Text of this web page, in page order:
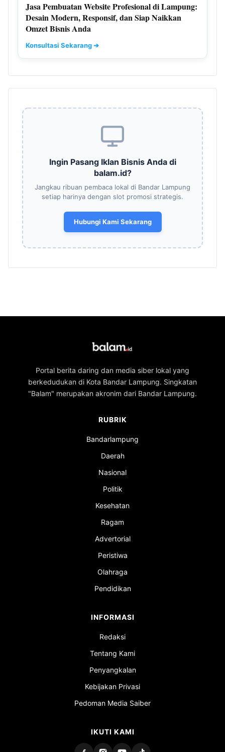
Jasa Pembuatan Website Profesional di Lampung:
Desain Modern, Responsif, dan Siap Naikkan
Omzet Bisnis Anda
Konsultasi Sekarang ➔
Ingin Pasang Iklan Bisnis Anda di
balam.id?
Jangkau ribuan pembaca lokal di Bandar Lampung
setiap harinya dengan slot promosi strategis.
Hubungi Kami Sekarang
Portal berita daring dan media siber lokal yang
berkedudukan di Kota Bandar Lampung. Singkatan
"Balam" merupakan akronim dari Bandar Lampung.
RUBRIK
Bandarlampung
Daerah
Nasional
Politik
Kesehatan
Ragam
Advertorial
Peristiwa
Olahraga
Pendidikan
INFORMASI
Redaksi
Tentang Kami
Penyangkalan
Kebijakan Privasi
Pedoman Media Saiber
IKUTI KAMI